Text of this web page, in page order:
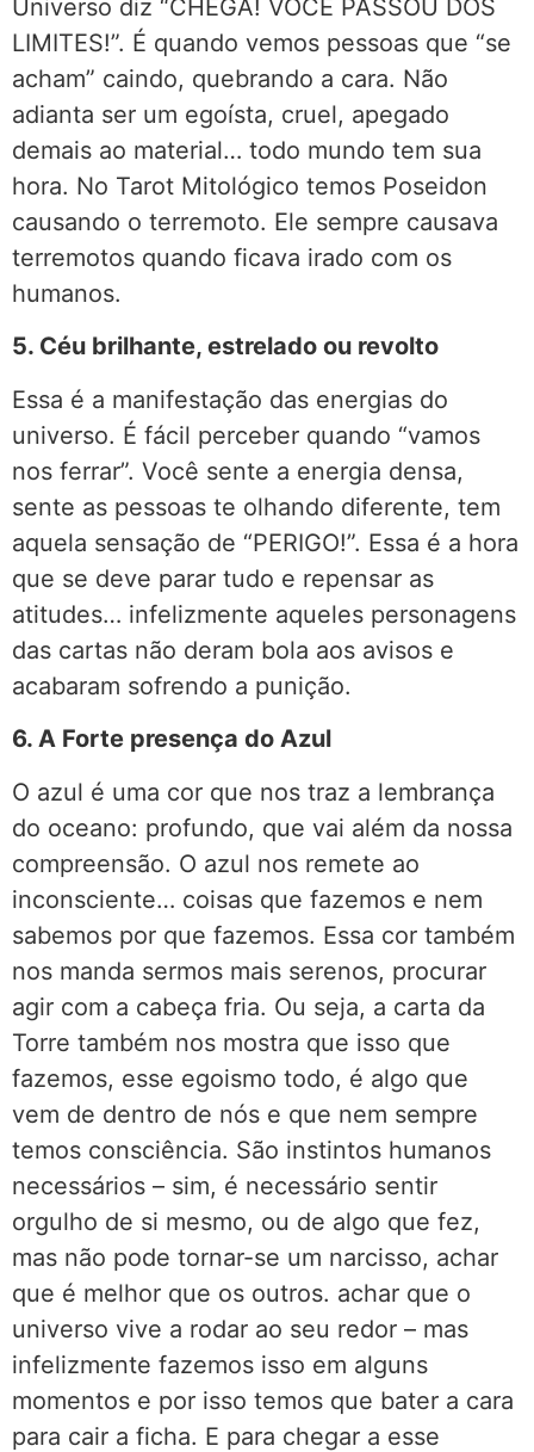
Universo diz “CHEGA! VOCÊ PASSOU DOS
LIMITES!”. É quando vemos pessoas que “se
acham” caindo, quebrando a cara. Não
adianta ser um egoísta, cruel, apegado
demais ao material… todo mundo tem sua
hora. No Tarot Mitológico temos Poseidon
causando o terremoto. Ele sempre causava
terremotos quando ficava irado com os
humanos.
5. Céu brilhante, estrelado ou revolto
Essa é a manifestação das energias do
universo. É fácil perceber quando “vamos
nos ferrar”. Você sente a energia densa,
sente as pessoas te olhando diferente, tem
aquela sensação de “PERIGO!”. Essa é a hora
que se deve parar tudo e repensar as
atitudes… infelizmente aqueles personagens
das cartas não deram bola aos avisos e
acabaram sofrendo a punição.
6. A Forte presença do Azul
O azul é uma cor que nos traz a lembrança
do oceano: profundo, que vai além da nossa
compreensão. O azul nos remete ao
inconsciente… coisas que fazemos e nem
sabemos por que fazemos. Essa cor também
nos manda sermos mais serenos, procurar
agir com a cabeça fria. Ou seja, a carta da
Torre também nos mostra que isso que
fazemos, esse egoismo todo, é algo que
vem de dentro de nós e que nem sempre
temos consciência. São instintos humanos
necessários – sim, é necessário sentir
orgulho de si mesmo, ou de algo que fez,
mas não pode tornar-se um narcisso, achar
que é melhor que os outros. achar que o
universo vive a rodar ao seu redor – mas
infelizmente fazemos isso em alguns
momentos e por isso temos que bater a cara
para cair a ficha. E para chegar a esse